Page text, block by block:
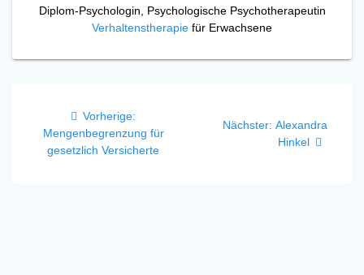
Diplom-Psychologin, Psychologische Psychotherapeutin
Verhaltenstherapie für Erwachsene
Vorherige:
Beitrag:
Mengenbegrenzung für
gesetzlich Versicherte
Nächster: Nächster
Beitrag:
Alexandra
Hinkel